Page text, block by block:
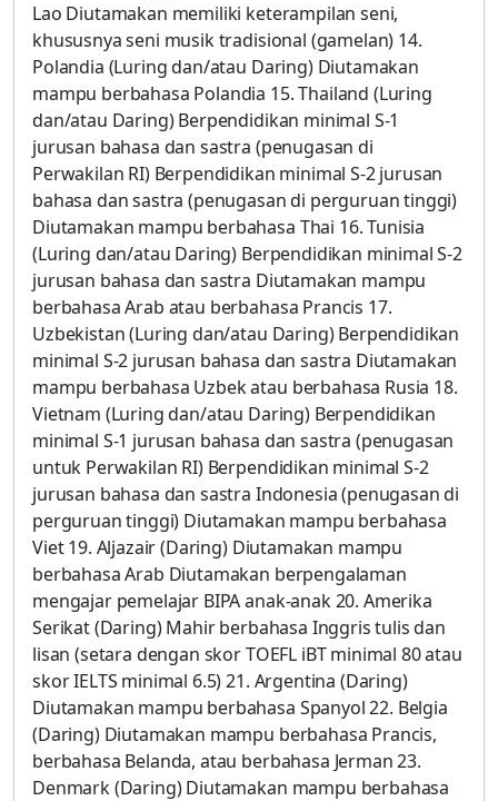
Lao Diutamakan memiliki keterampilan seni,
khususnya seni musik tradisional (gamelan) 14.
Polandia (Luring dan/atau Daring) Diutamakan
mampu berbahasa Polandia 15. Thailand (Luring
dan/atau Daring) Berpendidikan minimal S-1
jurusan bahasa dan sastra (penugasan di
Perwakilan RI) Berpendidikan minimal S-2 jurusan
bahasa dan sastra (penugasan di perguruan tinggi)
Diutamakan mampu berbahasa Thai 16. Tunisia
(Luring dan/atau Daring) Berpendidikan minimal S-2
jurusan bahasa dan sastra Diutamakan mampu
berbahasa Arab atau berbahasa Prancis 17.
Uzbekistan (Luring dan/atau Daring) Berpendidikan
minimal S-2 jurusan bahasa dan sastra Diutamakan
mampu berbahasa Uzbek atau berbahasa Rusia 18.
Vietnam (Luring dan/atau Daring) Berpendidikan
minimal S-1 jurusan bahasa dan sastra (penugasan
untuk Perwakilan RI) Berpendidikan minimal S-2
jurusan bahasa dan sastra Indonesia (penugasan di
perguruan tinggi) Diutamakan mampu berbahasa
Viet 19. Aljazair (Daring) Diutamakan mampu
berbahasa Arab Diutamakan berpengalaman
mengajar pemelajar BIPA anak-anak 20. Amerika
Serikat (Daring) Mahir berbahasa Inggris tulis dan
lisan (setara dengan skor TOEFL iBT minimal 80 atau
skor IELTS minimal 6.5) 21. Argentina (Daring)
Diutamakan mampu berbahasa Spanyol 22. Belgia
(Daring) Diutamakan mampu berbahasa Prancis,
berbahasa Belanda, atau berbahasa Jerman 23.
Denmark (Daring) Diutamakan mampu berbahasa